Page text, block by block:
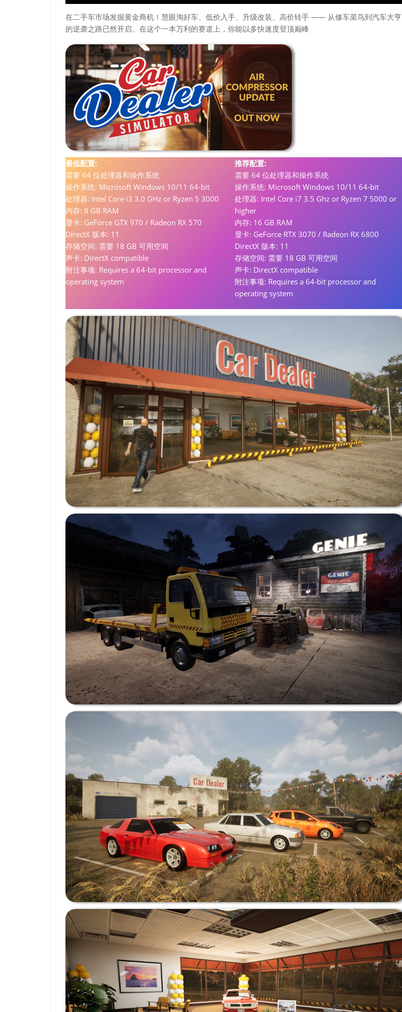
在二手车市场发掘黄金商机！慧眼淘好车、低价入手、升级改装、高价转手 —— 从修车菜鸟到汽车大亨
的逆袭之路已然开启。在这个一本万利的赛道上，你能以多快速度登顶巅峰
最低配置:
需要 64 位处理器和操作系统
操作系统: Microsoft Windows 10/11 64-bit
处理器: Intel Core i3 3.0 GHz or Ryzen 5 3000
内存: 8 GB RAM
显卡: GeForce GTX 970 / Radeon RX 570
DirectX 版本: 11
存储空间: 需要 18 GB 可用空间
声卡: DirectX compatible
附注事项: Requires a 64-bit processor and
operating system
推荐配置:
需要 64 位处理器和操作系统
操作系统: Microsoft Windows 10/11 64-bit
处理器: Intel Core i7 3.5 Ghz or Ryzen 7 5000 or
higher
内存: 16 GB RAM
显卡: GeForce RTX 3070 / Radeon RX 6800
DirectX 版本: 11
存储空间: 需要 18 GB 可用空间
声卡: DirectX compatible
附注事项: Requires a 64-bit processor and
operating system